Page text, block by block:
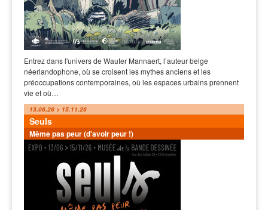
Entrez dans l'univers de Wauter Mannaert, l’auteur belge
néerlandophone, où se croisent les mythes anciens et les
préoccupations contemporaines, où les espaces urbains prennent
vie et où…
13.06.26 > 15.11.26
Seuls
Même pas peur (d'avoir peur !)